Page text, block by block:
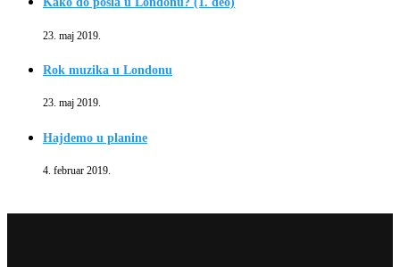
23. maj 2019.
Rok muzika u Londonu
23. maj 2019.
Hajdemo u planine
4. februar 2019.